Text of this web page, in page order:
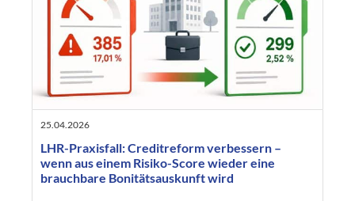
25.04.2026
LHR-Praxisfall: Creditreform verbessern –
wenn aus einem Risiko-Score wieder eine
brauchbare Bonitätsauskunft wird